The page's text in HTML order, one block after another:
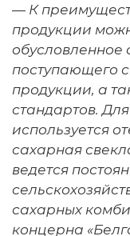
— К
продукции
обусловленное
поступающего
продукции, а
стандартов.
используется
сахарная
ведется
сахарных
концерна